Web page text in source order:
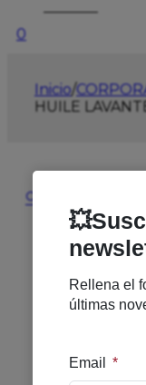
0
Inicio/
HUILE
🔍